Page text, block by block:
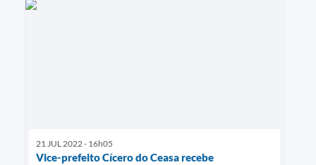
21 JUL 2022 - 16h05
Vice-prefeito Cícero do Ceasa recebe